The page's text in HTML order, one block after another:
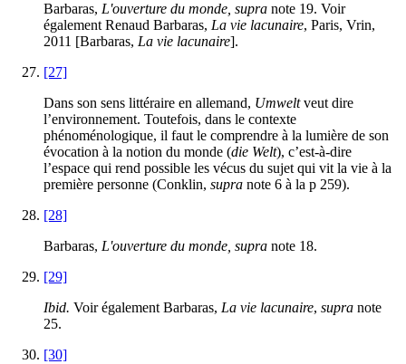
Barbaras, L'ouverture du monde, supra note 19. Voir
également Renaud Barbaras, La vie lacunaire, Paris, Vrin,
2011 [Barbaras, La vie lacunaire].
[27]
Dans son sens littéraire en allemand, Umweltveut dire
l’environnement. Toutefois, dans le contexte
phénoménologique, il faut le comprendre à la lumière de son
évocation à la notion du monde (die Welt), c’est-à-dire
l’espace qui rend possible les vécus du sujet qui vit la vie à la
première personne (Conklin, supra note 6 à la p 259).
[28]
Barbaras, L'ouverture du monde, supra note 18.
[29]
Ibid. Voir également Barbaras, La vie lacunaire, supra note
25.
[30]